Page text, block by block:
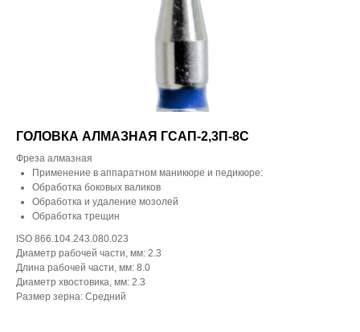
ГОЛОВКА АЛМАЗНАЯ ГСАП-2,3П-8С
Фреза алмазная
Применение в аппаратном маникюре и педикюре:
Обработка боковых валиков
Обработка и удаление мозолей
Обработка трещин
ISO 866.104.243.080.023
Диаметр рабочей части, мм: 2.3
Длина рабочей части, мм: 8.0
Диаметр хвостовика, мм: 2.3
Размер зерна: Средний